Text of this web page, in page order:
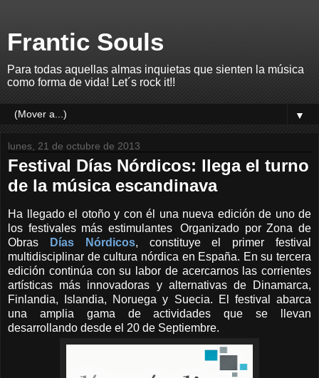
Frantic Souls
Para todas aquellas almas inquietas que sienten la música
como forma de vida! Let´s rock it!!
▼
lunes, 21 de octubre de 2013
Festival Días Nórdicos: llega el turno
de la música escandinava
Ha llegado el otoño y con él una nueva edición de uno de
los festivales más estimulantes.
Organizado por Zona de
Obras
Días Nórdicos, constituye el primer festival
multidisciplinar de cultura nórdica en España. En su tercera
edición continúa con su labor de acercarnos las corrientes
artísticas más innovadoras y alternativas de Dinamarca,
Finlandia, Islandia, Noruega y Suecia. El festival abarca
una amplia gama de actividades que se llevan
desarrollando desde el 20 de Septiembre.